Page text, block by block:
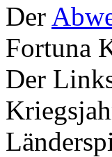
Der
Fortuna
Der